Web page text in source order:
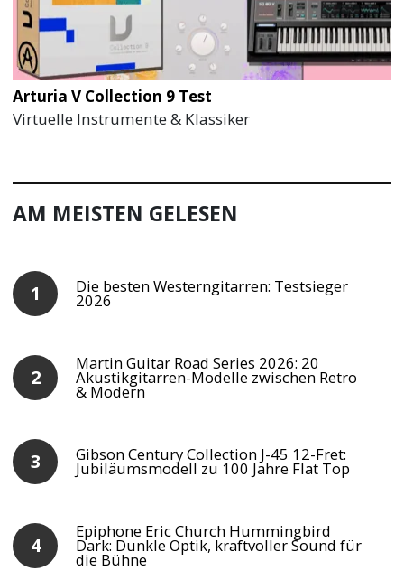
Arturia V Collection 9 Test
Virtuelle Instrumente & Klassiker
AM MEISTEN GELESEN
Die besten Westerngitarren: Testsieger
2026
Martin Guitar Road Series 2026: 20
Akustikgitarren-Modelle zwischen Retro
& Modern
Gibson Century Collection J-45 12-Fret:
Jubiläumsmodell zu 100 Jahre Flat Top
Epiphone Eric Church Hummingbird
Dark: Dunkle Optik, kraftvoller Sound für
die Bühne